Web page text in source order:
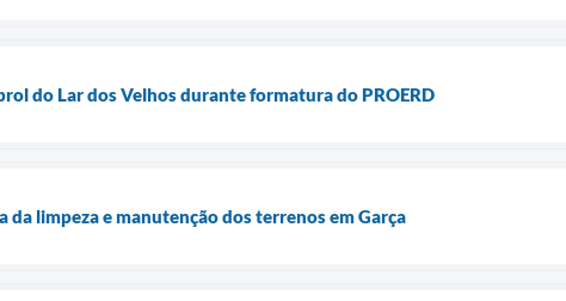
do Lar dos Velhos durante formatura do PROERD
limpeza e manutenção dos terrenos em Garça